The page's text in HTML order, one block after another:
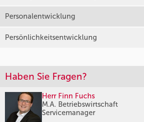
Personalentwicklung
Persönlichkeitsentwicklung
Haben Sie Fragen?
Herr Finn Fuchs
M.A. Betriebswirtschaft
Servicemanager